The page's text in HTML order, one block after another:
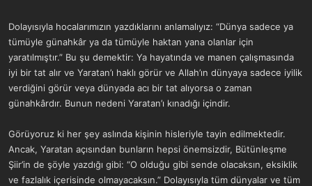
Dolayısıyla hocalarımızın yazdıklarını anlamalıyız: “Dünya sadece ya
tümüyle günahkâr ya da tümüyle haktan yana olanlar için
yaratılmıştır.” Bu şu demektir: Ya hayatında ve manen çalışmasında
iyi bir tat alır ve Yaratan’ı haklı görür ve Allah’ın dünyaya sadece iyilik
verdiğini görür veya dünyada acı bir tat alıyorsa o zaman
günahkârdır. Bunun nedeni Yaratan’ı kınadığı içindir.
Görüyoruz ki her şey aslında kişinin hisleriyle tayin edilmektedir.
Ancak, Yaratan açısından bunların hepsi önemsizdir, Bütünleşme
Şiir’in de şöyle yazdığı gibi: “O olduğu gibi sende olacaksın, eksiklik
ve fazlalık içerisinde olmayacaksın.” Dolayısıyla tüm dünyalar ve tüm